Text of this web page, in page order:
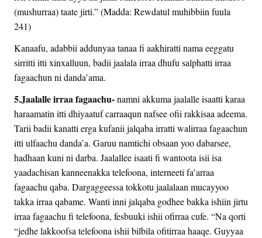
(mushurraa) taate jirti.” (Madda: Rewdatul muhibbiin fuula
241)
Kanaafu, adabbii addunyaa tanaa fi aakhiratti nama eeggatu
sirritti itti xinxalluun, badii jaalala irraa dhufu salphatti irraa
fagaachun ni danda’ama.
5.Jaalalle irraa fagaachu-namni akkuma jaalalle isaatti karaa
haraamatin itti dhiyaatuf carraaqun nafsee ofii rakkisaa adeema.
Tarii badii kanatti erga kufanii jalqaba irratti walirraa fagaachun
itti ulfaachu danda’a. Garuu namtichi obsaan yoo dabarsee,
hadhaan kuni ni darba. Jaalallee isaati fi wantoota isii isa
yaadachisan kanneenakka telefoona, interneeti fa’arraa
fagaachu qaba. Dargaggeessa tokkotu jaalalaan mucayyoo
takka irraa qabame. Wanti inni jalqaba godhee bakka ishiin jirtu
irraa fagaachu fi telefoona, fesbuuki ishii ofirraa cufe. “Na qorti
“jedhe lakkoofsa telefoona ishii bilbila ofitirraa haaqe. Guyyaa